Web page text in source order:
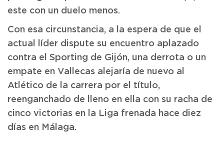
este con un duelo menos.
Con esa circunstancia, a la espera de que el
actual líder dispute su encuentro aplazado
contra el Sporting de Gijón, una derrota o un
empate en Vallecas alejaría de nuevo al
Atlético de la carrera por el título,
reenganchado de lleno en ella con su racha de
cinco victorias en la Liga frenada hace diez
días en Málaga.